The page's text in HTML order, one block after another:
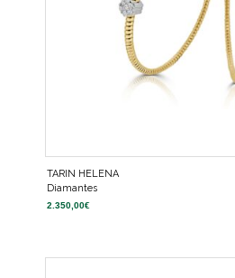
TARIN HELENA
Diamantes
2.350,00€